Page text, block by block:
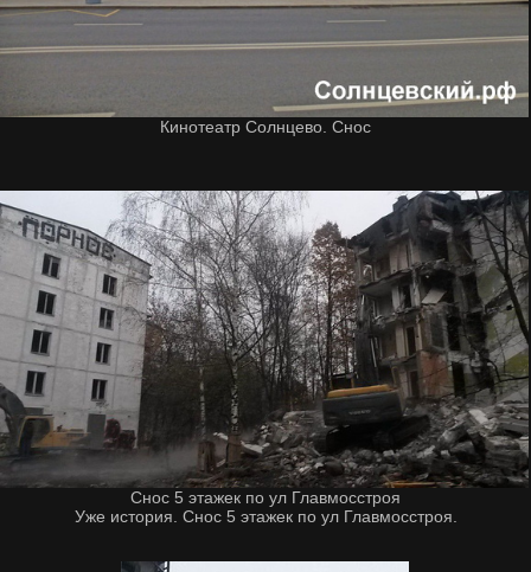
Кинотеатр Солнцево. Снос
Снос 5 этажек по ул Главмосстроя
Уже история. Снос 5 этажек по ул Главмосстроя.